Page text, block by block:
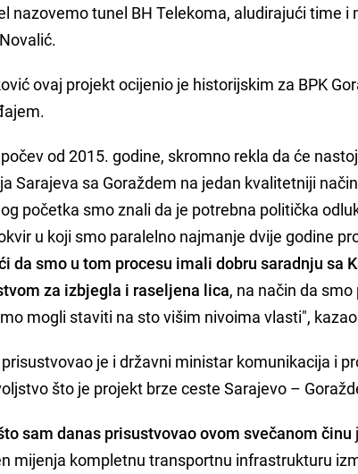
nazovemo tunel BH Telekoma, aludirajući time i
ovaj projekt ocijenio je historijskim za BPK
od 2015. godine, skromno rekla da će
Sarajeva sa Goraždem na jedan kvalitetniji
početka smo znali da je potrebna politička
u koji smo paralelno najmanje dvije godine
da smo u tom procesu imali dobru saradnju sa
za izbjegla i raseljena lica, na način da
mogli staviti na sto višim nivoima vlasti",
je i državni ministar komunikacija i
što je projekt brze ceste Sarajevo –
sam danas prisustvovao ovom svečanom činu
mijenja kompletnu transportnu infrastrukturu